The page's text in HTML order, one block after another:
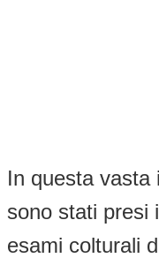
In questa vasta
sono stati presi
esami colturali